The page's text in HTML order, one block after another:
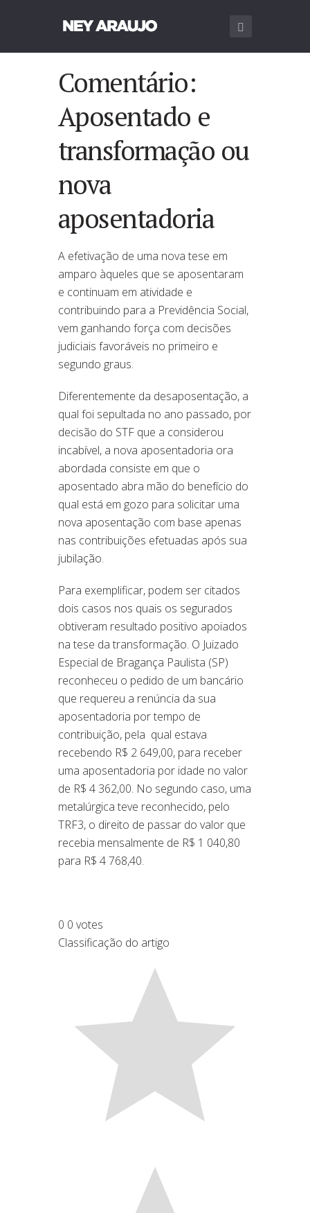
Comentário:
Aposentado e
transformação ou
nova
aposentadoria
A efetivação de uma nova tese em
amparo àqueles que se aposentaram
e continuam em atividade e
contribuindo para a Previdência Social,
vem ganhando força com decisões
judiciais favoráveis no primeiro e
segundo graus.
Diferentemente da desaposentação, a
qual foi sepultada no ano passado, por
decisão do STF que a considerou
incabível, a nova aposentadoria ora
abordada consiste em que o
aposentado abra mão do benefício do
qual está em gozo para solicitar uma
nova aposentação com base apenas
nas contribuições efetuadas após sua
jubilação.
Para exemplificar, podem ser citados
dois casos nos quais os segurados
obtiveram resultado positivo apoiados
na tese da transformação. O Juizado
Especial de Bragança Paulista (SP)
reconheceu o pedido de um bancário
que requereu a renúncia da sua
aposentadoria por tempo de
contribuição, pela qual estava
recebendo R$ 2 649,00, para receber
uma aposentadoria por idade no valor
de R$ 4 362,00. No segundo caso, uma
metalúrgica teve reconhecido, pelo
TRF3, o direito de passar do valor que
recebia mensalmente de R$ 1 040,80
para R$ 4 768,40.
0 0 votes
Classificação do artigo